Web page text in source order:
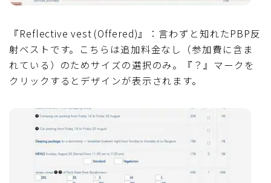
『Reflective vest (Offered)』：言わずと知れたPBP反
射ベストです。こちらは追加料金なし（参加費に含ま
れている）のためサイズの選択のみ。『？』マークを
クリックするとデザインが表示されます。